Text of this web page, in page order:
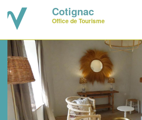
Cotignac
Office de Tourisme